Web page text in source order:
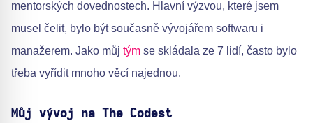
mentorských dovednostech. Hlavní výzvou, které jsem
musel čelit, bylo být současně vývojářem softwaru i
manažerem. Jako můj tým se skládala ze 7 lidí, často bylo
třeba vyřídit mnoho věcí najednou.
Můj vývoj na The Codest